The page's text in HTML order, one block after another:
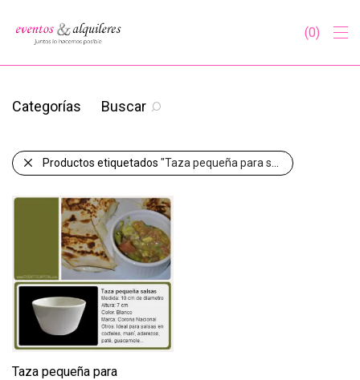
0
Categorías Buscar
Productos etiquetados "Taza pequeña para salsas"
Taza pequeña para